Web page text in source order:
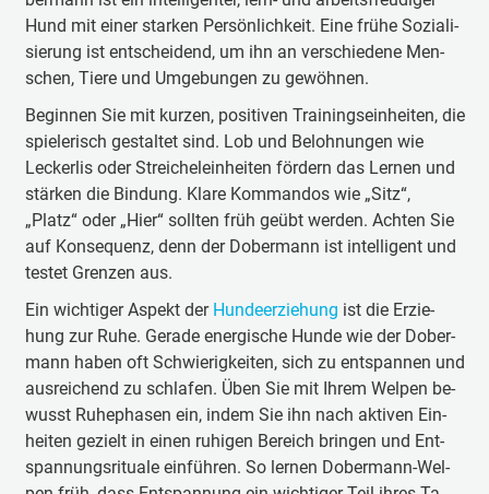
Hund mit ei­ner star­ken Per­sön­lich­keit. Ei­ne frü­he So­zia­li­
sie­rung ist ent­schei­dend, um ihn an ver­schie­de­ne Men­
schen, Tie­re und Um­ge­bun­gen zu ge­wöh­nen.
Be­gin­nen Sie mit kur­zen, po­si­ti­ven Trai­ning­sein­hei­ten, die
spie­le­risch ge­stal­tet sind. Lob und Be­loh­nun­gen wie
Leck­erlis oder Strei­chel­ein­hei­ten för­dern das Ler­nen und
stär­ken die Bin­dung. Kla­re Kom­man­dos wie „Sitz“,
„Platz“ oder „Hier“ soll­ten früh ge­übt wer­den. Ach­ten Sie
auf Kon­se­quenz, denn der Do­ber­mann ist in­tel­li­gent und
tes­tet Gren­zen aus.
Ein wich­ti­ger As­pekt der Hunde­er­zie­hung ist die Er­zie­
hung zur Ru­he. Ge­ra­de en­er­gi­sche Hun­de wie der Do­ber­
mann ha­ben oft Schwie­rig­kei­ten, sich zu ent­span­nen und
aus­rei­chend zu schla­fen. Üben Sie mit Ih­rem Wel­pen be­
wusst Ru­he­pha­sen ein, in­dem Sie ihn nach ak­ti­ven Ein­
hei­ten ge­zielt in ei­nen ru­hi­gen Be­reich brin­gen und Ent­
span­nungs­ri­tu­a­le ein­füh­ren. So ler­nen Do­ber­mann-Wel­